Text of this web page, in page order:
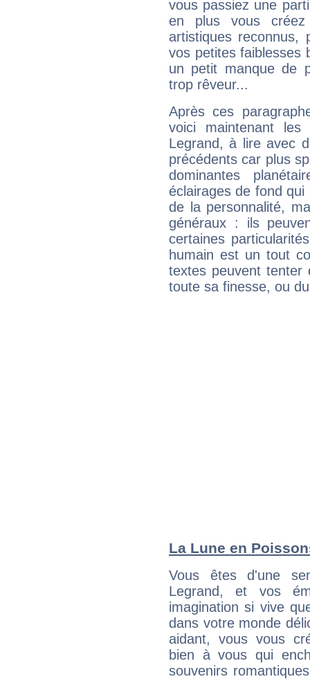
vous passiez une
en plus vous
artistiques reconnus,
vos petites faiblesses
un petit manque de
trop rêveur...
Après ces
voici maintenant
Legrand, à lire avec
précédents car plus
dominantes
éclairages de fond
de la personnalité,
généraux : ils
certaines
humain est un tout
textes peuvent tenter
toute sa finesse, ou
La Lune en
Vous êtes d'une
Legrand, et vos
imagination si vive
dans votre monde
aidant, vous vous
bien à vous qui
souvenirs